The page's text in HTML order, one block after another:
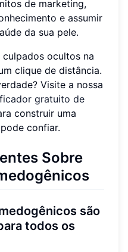
de marketing,
e assumir
da sua pele.
ocultos na
clique de distância.
Visite a nossa
gratuito de
construir uma
confiar.
Sobre
são
todos os